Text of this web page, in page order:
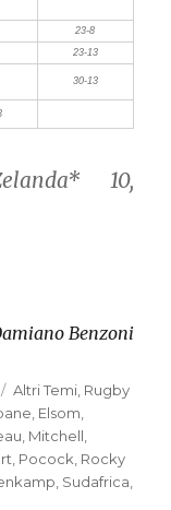
23-8
23-13
30-13
10,
Benzoni
Categorie
Altri Temi, Rugby
, Elsom,
, Mitchell,
, Pocock, Rocky
, Sudafrica,